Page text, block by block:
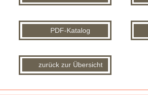
PDF-Katalog
zurück zur Übersicht